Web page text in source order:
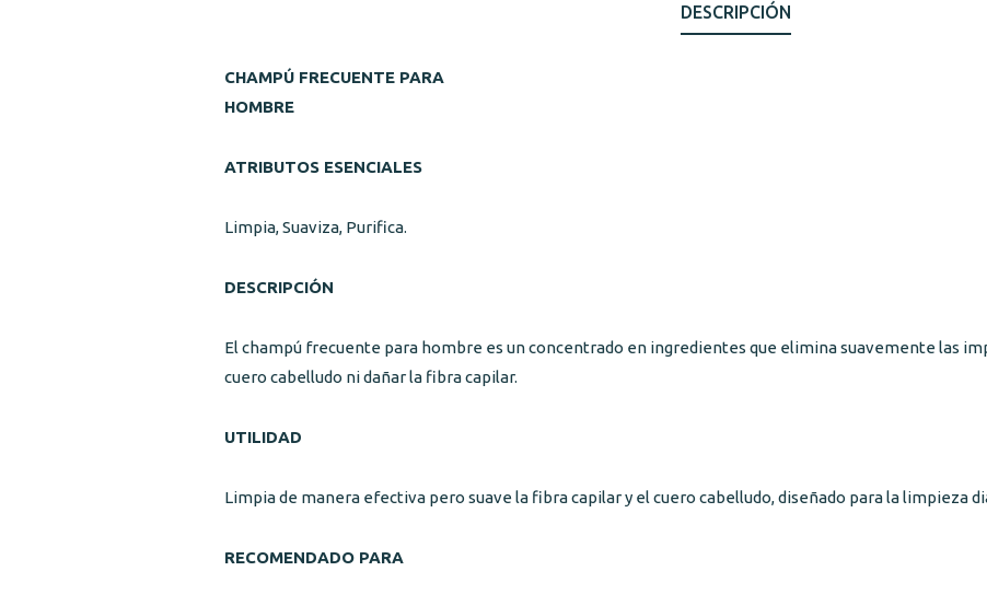
DESCRIPCIÓN
CHAMPÚ FRECUENTE PARA
HOMBRE
ATRIBUTOS ESENCIALES
Limpia, Suaviza, Purifica.
DESCRIPCIÓN
El champú frecuente para hombre es un concentrado en ingredientes que elimina suavemente las
cuero cabelludo ni dañar la fibra capilar.
UTILIDAD
Limpia de manera efectiva pero suave la fibra capilar y el cuero cabelludo, diseñado para la limpieza
RECOMENDADO PARA